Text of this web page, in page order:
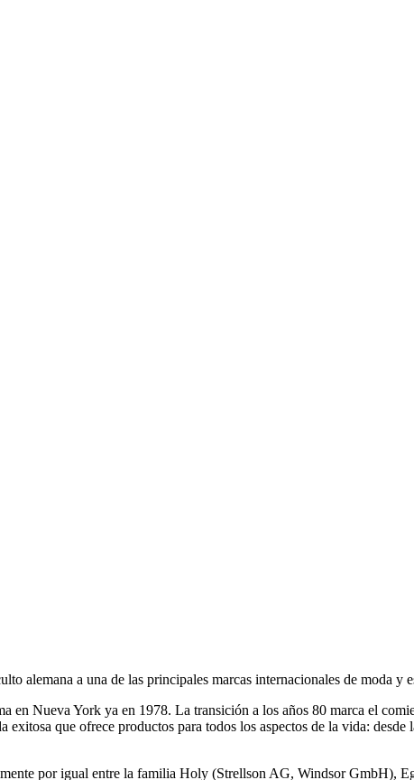
alemana a una de las principales marcas internacionales de moda y
en Nueva York ya en 1978. La transición a los años 80 marca el
que ofrece productos para todos los aspectos de la vida:
por igual entre la familia Holy (Strellson AG, Windsor GmbH),